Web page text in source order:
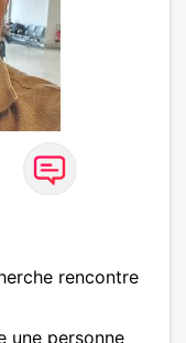
rencontre
une personne